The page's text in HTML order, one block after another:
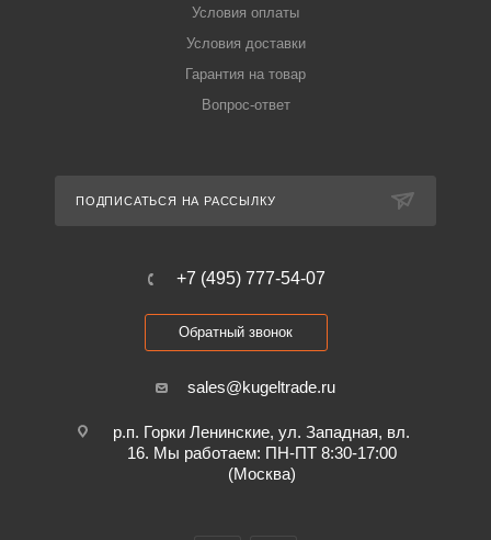
Условия оплаты
Условия доставки
Гарантия на товар
Вопрос-ответ
ПОДПИСАТЬСЯ НА РАССЫЛКУ
+7 (495) 777-54-07
Обратный звонок
sales@kugeltrade.ru
р.п. Горки Ленинские, ул. Западная, вл.
16. Мы работаем: ПН-ПТ 8:30-17:00
(Москва)